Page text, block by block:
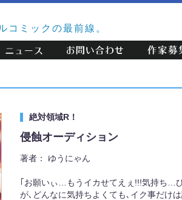
コミックの最前線。
絶対領域R！
侵蝕オーディション
著者： ゆうにゃん
｢お願いぃ…もうイカせてえぇ!!!気持ち…
が､どんなに気持ちよくても､イク事だ